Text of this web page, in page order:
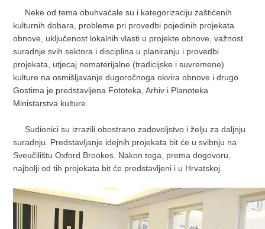
Neke od tema obuhvaćale su i kategorizaciju zaštićenih
kulturnih dobara, probleme pri provedbi pojedinih projekata
obnove, uključenost lokalnih vlasti u projekte obnove, važnost
suradnje svih sektora i disciplina u planiranju i provedbi
projekata, utjecaj nematerijalne (tradicijske i suvremene)
kulture na osmišljavanje dugoročnoga okvira obnove i drugo.
Gostima je predstavljena Fototeka, Arhiv i Planoteka
Ministarstva kulture.
Sudionici su izrazili obostrano zadovoljstvo i želju za daljnju
suradnju. Predstavljanje idejnih projekata bit će u svibnju na
Sveučilištu Oxford Brookes. Nakon toga, prema dogovoru,
najbolji od tih projekata bit će predstavljeni i u Hrvatskoj.